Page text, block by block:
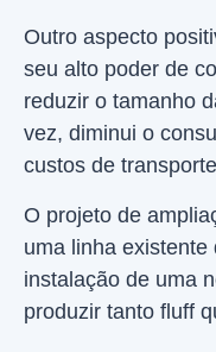
Outro aspecto
seu alto poder de
reduzir o tamanho
vez, diminui o
custos de
O projeto de
uma linha
instalação de uma
produzir tanto fluff